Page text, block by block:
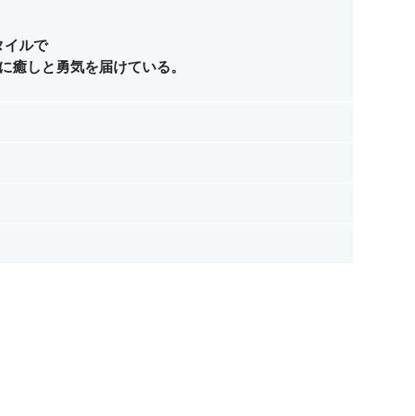
イルで
癒しと勇気を届けている。